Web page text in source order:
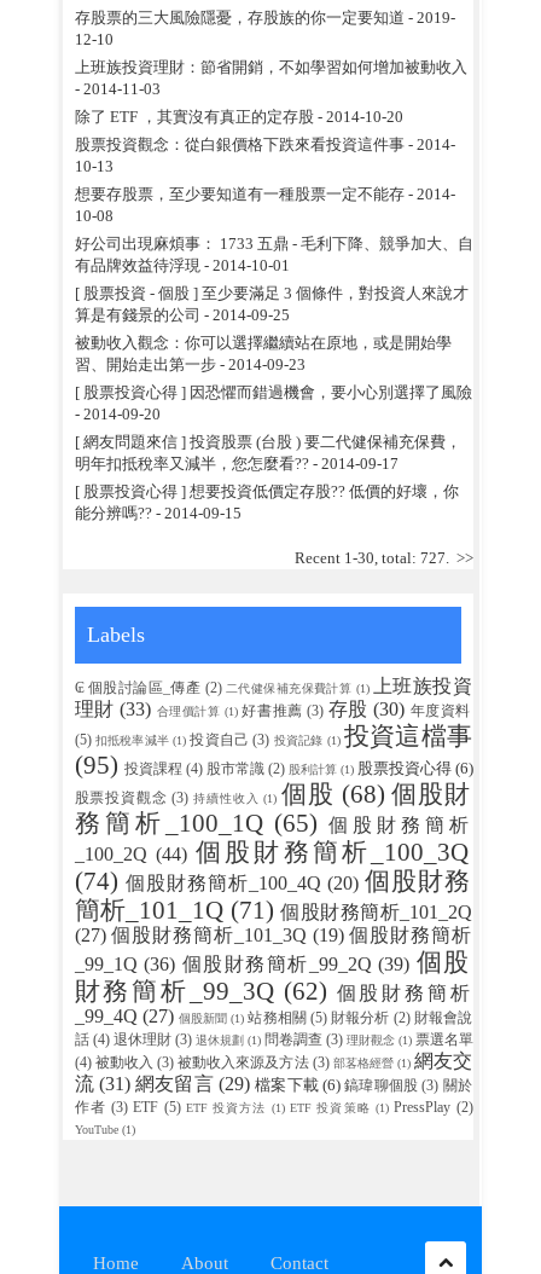
存股票的三大風險隱憂，存股族的你一定要知道 - 2019-
12-10
上班族投資理財：節省開銷，不如學習如何增加被動收入
- 2014-11-03
除了 ETF ，其實沒有真正的定存股- 2014-10-20
股票投資觀念：從白銀價格下跌來看投資這件事- 2014-
10-13
想要存股票，至少要知道有一種股票一定不能存 - 2014-
10-08
好公司出現麻煩事： 1733 五鼎 - 毛利下降、競爭加大、自
有品牌效益待浮現 - 2014-10-01
[ 股票投資 - 個股 ] 至少要滿足 3 個條件，對投資人來說才
算是有錢景的公司 - 2014-09-25
被動收入觀念：你可以選擇繼續站在原地，或是開始學
習、開始走出第一步 - 2014-09-23
[ 股票投資心得 ] 因恐懼而錯過機會，要小心別選擇了風險
- 2014-09-20
[ 網友問題來信 ] 投資股票 (台股 ) 要二代健保補充保費，
明年扣抵稅率又減半，您怎麼看??- 2014-09-17
[ 股票投資心得 ] 想要投資低價定存股?? 低價的好壞，你
能分辨嗎??- 2014-09-15
Recent 1-30, total: 727. >>
Labels
₢ 個股討論區_傳產 (2) 二代健保補充保費計算 (1)
上班族投資
理財 (33) 合理價計算 (1) 好書推薦 (3) 存股 (30) 年度資料
(5) 扣抵稅率減半 (1) 投資自己 (3) 投資記錄 (1) 投資這檔事
(95) 投資課程 (4) 股市常識 (2) 股利計算 (1) 股票投資心得 (6)
股票投資觀念 (3) 持續性收入 (1) 個股 (68) 個股財
務簡析_100_1Q (65) 個股財務簡析
_100_2Q (44) 個股財務簡析_100_3Q
(74) 個股財務簡析_100_4Q (20) 個股財務
簡析_101_1Q (71) 個股財務簡析_101_2Q
(27) 個股財務簡析_101_3Q (19) 個股財務簡析
_99_1Q (36) 個股財務簡析_99_2Q (39) 個股
財務簡析_99_3Q (62) 個股財務簡析
_99_4Q (27) 個股新聞 (1) 站務相關 (5) 財報分析 (2) 財報會說
話 (4) 退休理財 (3) 退休規劃 (1) 問卷調查 (3) 理財觀念 (1) 票選名單
(4) 被動收入 (3) 被動收入來源及方法 (3) 部茖格經營 (1) 網友交
流 (31) 網友留言 (29) 檔案下載 (6) 鎬瑋聊個股 (3) 關於
作者 (3) ETF (5) ETF 投資方法 (1) ETF 投資策略 (1) PressPlay (2)
YouTube (1)
Home About Contact